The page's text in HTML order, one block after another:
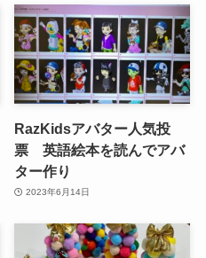
RazKidsアバター人気投
票 英語絵本を読んでアバ
ター作り
2023年6月14日